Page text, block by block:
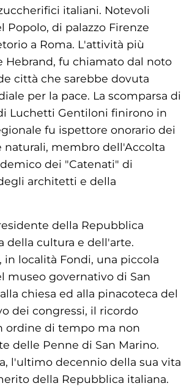
italiani. Notevoli
Popolo, di palazzo Firenze
a Roma. L'attività più
Hebrand, fu chiamato dal noto
città che sarebbe dovuta
per la pace. La scomparsa di
Luchetti Gentiloni finirono in
fu ispettore onorario dei
membro dell'Accolta
dei "Catenati" di
architetti e della
della Repubblica
della cultura e dell'arte.
località Fondi, una piccola
museo governativo di San
chiesa ed alla pinacoteca del
dei congressi, il ricordo
ordine di tempo ma non
delle Penne di San Marino.
l'ultimo decennio della sua vita
della Repubblica italiana.